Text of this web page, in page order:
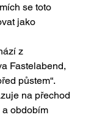
se toto
jako
z
Fastelabend,
půstem“.
na přechod
a obdobím